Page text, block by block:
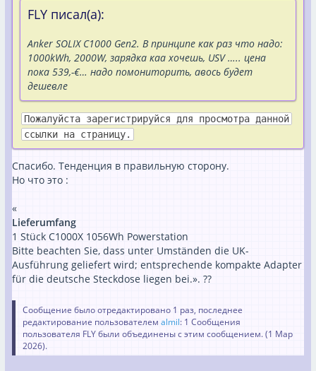
FLY писал(а):
Anker SOLIX C1000 Gen2. В принципе как раз что надо:
1000kWh, 2000W, зарядка каа хочешь, USV ….. цена
пока 539,-€… надо помониторить, авось будет
дешевле
Пожалуйста зарегистрируйся для просмотра данной
ссылки на страницу.
Спасибо. Тенденция в правильную сторону.
Но что это :
«
Lieferumfang
1 Stück C1000X 1056Wh Powerstation
Bitte beachten Sie, dass unter Umständen die UK-
Ausführung geliefert wird; entsprechende kompakte Adapter
für die deutsche Steckdose liegen bei.». ??
Сообщение было отредактировано 1 раз, последнее
редактирование пользователем almil: 1 Сообщения
пользователя FLY были объединены с этим сообщением. (1 Мар
2026).